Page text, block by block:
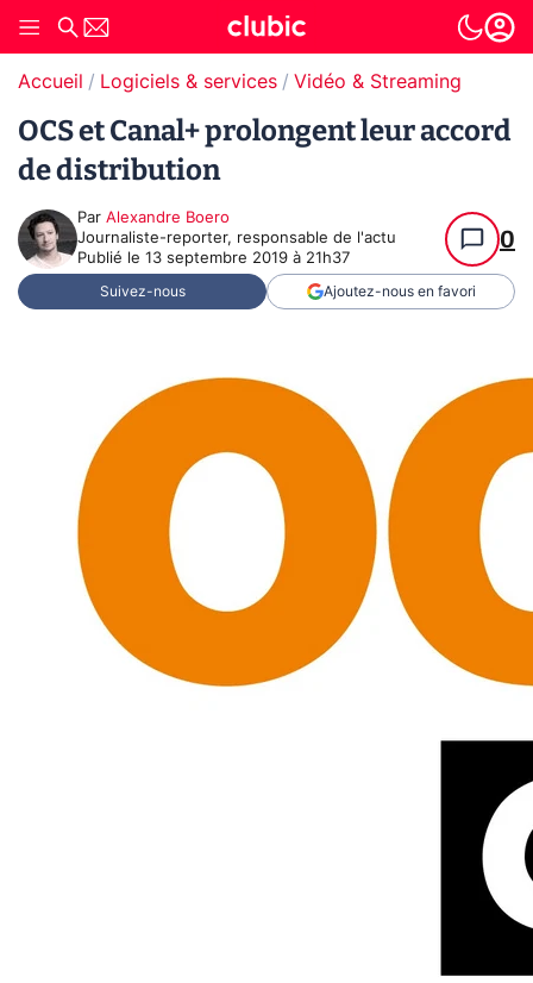
Accueil Logiciels & services Vidéo & Streaming
OCS et Canal+ prolongent leur accord
de distribution
Par Alexandre Boero
Journaliste-reporter, responsable de l'actu
Publié le 13 septembre 2019 à 21h37
0
Suivez-nous Ajoutez-nous en favori